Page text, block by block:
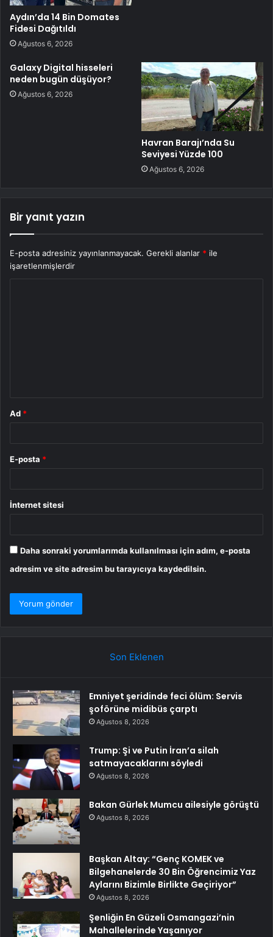
Aydın’da 14 Bin Domates
Fidesi Dağıtıldı
Ağustos 6, 2026
Galaxy Digital hisseleri
neden bugün düşüyor?
Ağustos 6, 2026
Havran Barajı’nda Su
Seviyesi Yüzde 100
Ağustos 6, 2026
Bir yanıt yazın
E-posta adresiniz yayınlanmayacak. Gerekli alanlar * ile
işaretlenmişlerdir
Ad *
E-posta *
İnternet sitesi
Daha sonraki yorumlarımda kullanılması için adım, e-posta
adresim ve site adresim bu tarayıcıya kaydedilsin.
Son Eklenen
Emniyet şeridinde feci ölüm: Servis
şoförüne midibüs çarptı
Ağustos 8, 2026
Trump: Şi ve Putin İran’a silah
satmayacaklarını söyledi
Ağustos 8, 2026
Bakan Gürlek Mumcu ailesiyle görüştü
Ağustos 8, 2026
Başkan Altay: “Genç KOMEK ve
Bilgehanelerde 30 Bin Öğrencimiz Yaz
Aylarını Bizimle Birlikte Geçiriyor”
Ağustos 8, 2026
Şenliğin En Güzeli Osmangazi’nin
Mahallelerinde Yaşanıyor